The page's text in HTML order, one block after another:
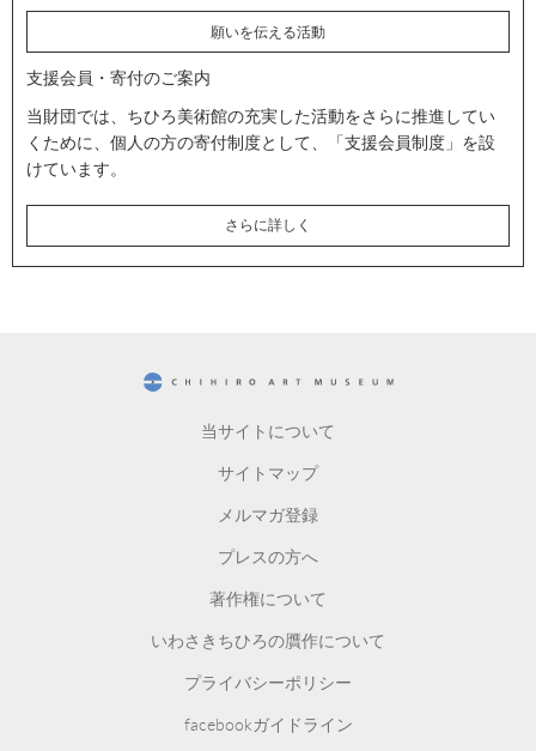
願いを伝える活動
支援会員・寄付のご案内
当財団では、ちひろ美術館の充実した活動をさらに推進してい
くために、個人の方の寄付制度として、「支援会員制度」を設
けています。
さらに詳しく
当サイトについて
サイトマップ
メルマガ登録
プレスの方へ
著作権について
いわさきちひろの贋作について
プライバシーポリシー
facebookガイドライン